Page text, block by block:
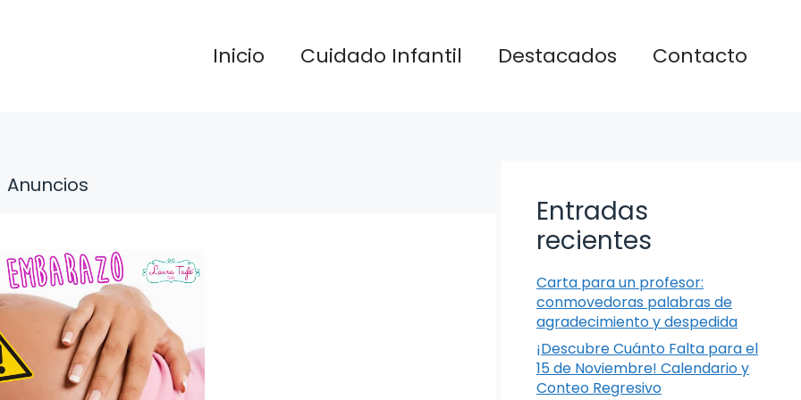
Inicio Cuidado Infantil Destacados Contacto
Anuncios
Entradas
recientes
Carta para un profesor:
conmovedoras palabras de
agradecimiento y despedida
¡Descubre Cuánto Falta para el
15 de Noviembre! Calendario y
Conteo Regresivo